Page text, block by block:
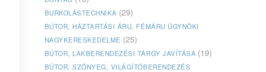
BURKOLÁSTECHNIKA (29)
BÚTOR, HÁZTARTÁSI ÁRU, FÉMÁRU ÜGYNÖKI
NAGYKERESKEDELME (25)
BÚTOR, LAKBERENDEZÉSI TÁRGY JAVÍTÁSA (19)
BÚTOR, SZŐNYEG, VILÁGÍTÓBERENDEZÉS